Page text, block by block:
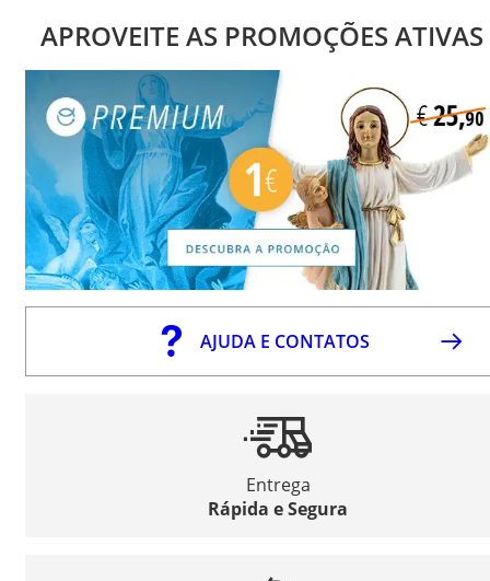
APROVEITE AS PROMOÇÕES ATIVAS
AJUDA E CONTATOS
Entrega
Rápida e Segura